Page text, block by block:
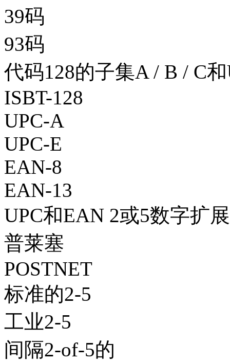
39码
93码
代码128的子集A / B / C
ISBT-128
UPC-A
UPC-E
EAN-8
EAN-13
UPC和EAN 2或5数字扩展
普莱塞
POSTNET
标准的2-5
工业2-5
间隔2-of-5的